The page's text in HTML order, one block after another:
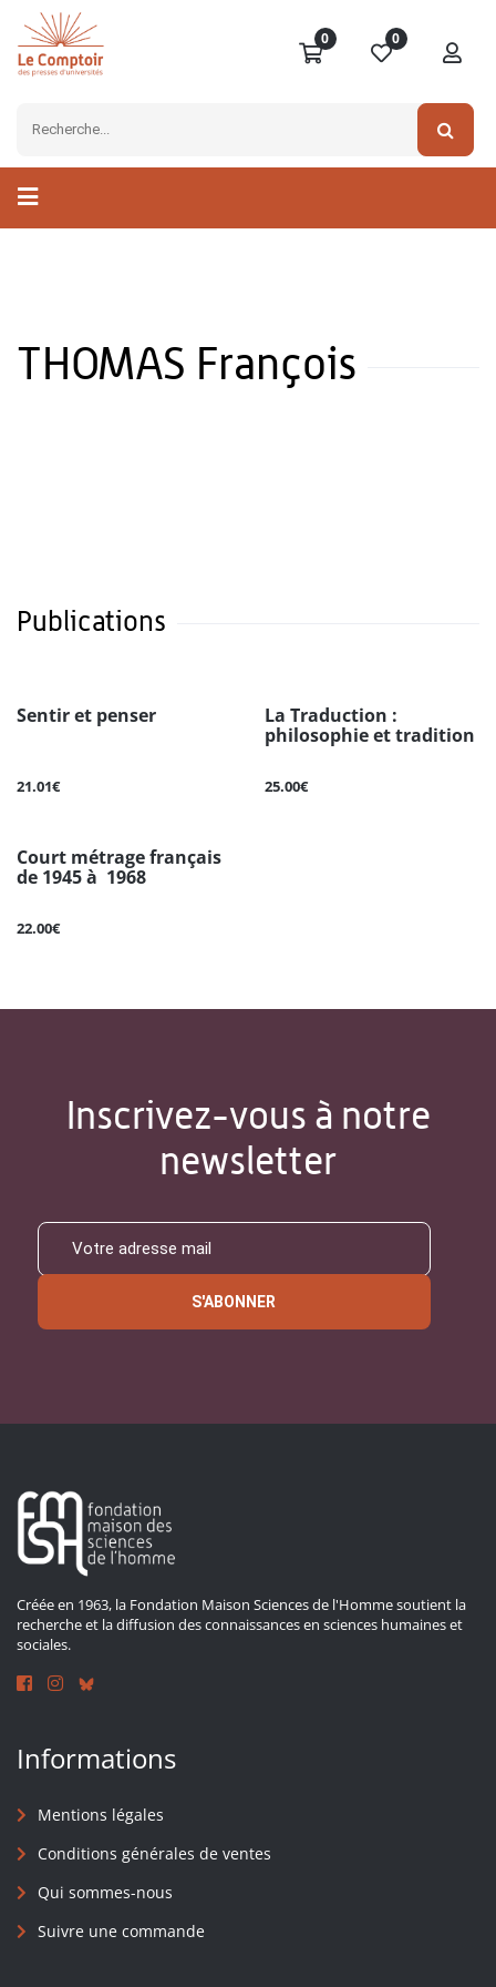
0 0
THOMAS François
Publications
Sentir et penser
21.01€
La Traduction :
philosophie et tradition
25.00€
Court métrage français
de 1945 à 1968
22.00€
Inscrivez-vous à notre
newsletter
S'ABONNER
Créée en 1963, la Fondation Maison Sciences de l'Homme soutient la
recherche et la diffusion des connaissances en sciences humaines et
sociales.
Informations
Mentions légales
Conditions générales de ventes
Qui sommes-nous
Suivre une commande